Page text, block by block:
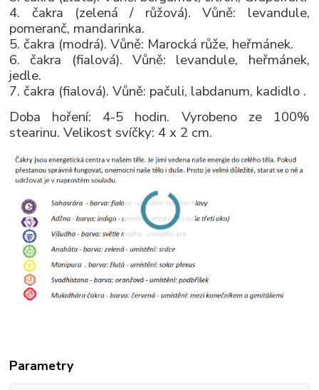
4. čakra (zelená / růžová). Vůně: levandule,
pomeranč, mandarinka.
5. čakra (modrá). Vůně: Marocká růže, heřmánek.
6. čakra (fialová). Vůně: levandule, heřmánek,
jedle.
7. čakra (fialová). Vůně: pačuli, labdanum, kadidlo .
Doba hoření: 4-5 hodin. Vyrobeno ze 100%
stearinu. Velikost svíčky: 4 x 2 cm.
Parametry